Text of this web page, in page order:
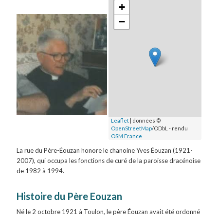
+
−
Leaflet | données ©
OpenStreetMap/ODbL - rendu
OSM France
La rue du Père-Éouzan honore le chanoine Yves Éouzan (1921-
2007), qui occupa les fonctions de curé de la paroisse dracénoise
de 1982 à 1994.
Histoire du Père Eouzan
Né le 2 octobre 1921 à Toulon, le père Éouzan avait été ordonné